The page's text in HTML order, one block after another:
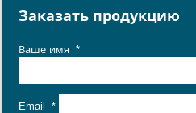
Заказать продукцию
Ваше имя *
Email *